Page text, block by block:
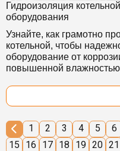
Гидроизоляция
оборудования
Узнайте, как грамотно
котельной, чтобы
оборудование от
повышенной
1 2 3 4 5 6
15
16 17 18 19 20 21